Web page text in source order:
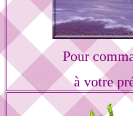
Pour
à votre